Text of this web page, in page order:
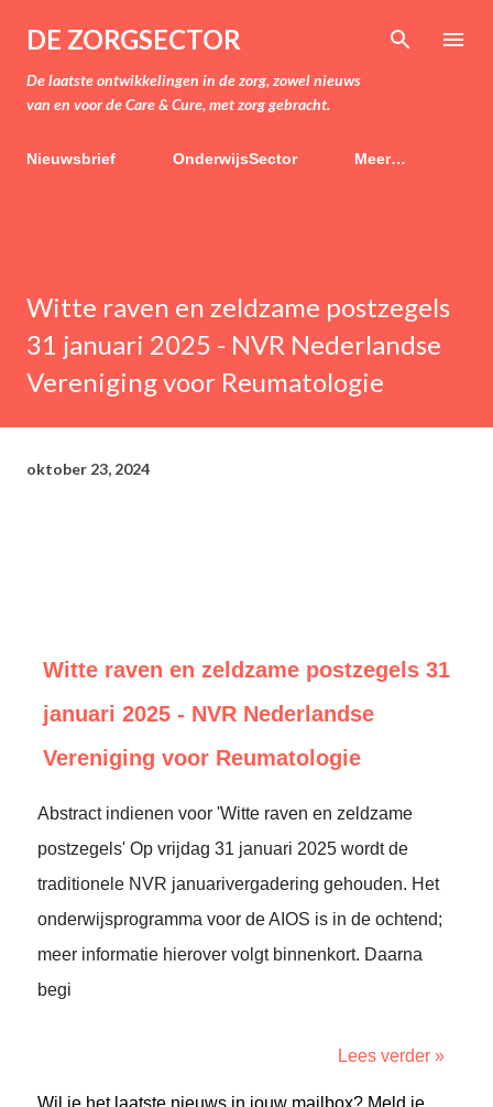
Doorgaan naar hoofdcontent
DE ZORGSECTOR
De laatste ontwikkelingen in de zorg, zowel nieuws
van en voor de Care & Cure, met zorg gebracht.
Nieuwsbrief OnderwijsSector Meer…
Witte raven en zeldzame postzegels
31 januari 2025 - NVR Nederlandse
Vereniging voor Reumatologie
oktober 23, 2024
Witte raven en zeldzame postzegels 31
januari 2025 - NVR Nederlandse
Vereniging voor Reumatologie
Abstract indienen voor 'Witte raven en zeldzame
postzegels' Op vrijdag 31 januari 2025 wordt de
traditionele NVR januarivergadering gehouden. Het
onderwijsprogramma voor de AIOS is in de ochtend;
meer informatie hierover volgt binnenkort. Daarna
begi
Lees verder »
Wil je het laatste nieuws in jouw mailbox? Meld je